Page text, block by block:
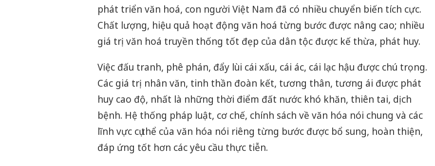
phát triển văn hoá, con người Việt Nam đã có nhiều chuyển biến tích cực.
Chất lượng, hiệu quả hoạt động văn hoá từng bước được nâng cao; nhiều
giá trị văn hoá truyền thống tốt đẹp của dân tộc được kế thừa, phát huy.
Việc đấu tranh, phê phán, đẩy lùi cái xấu, cái ác, cái lạc hậu được chú trọng.
Các giá trị nhân văn, tinh thần đoàn kết, tương thân, tương ái được phát
huy cao độ, nhất là những thời điểm đất nước khó khăn, thiên tai, dịch
bệnh. Hệ thống pháp luật, cơ chế, chính sách về văn hóa nói chung và các
lĩnh vực cụ thể của văn hóa nói riêng từng bước được bổ sung, hoàn thiện,
đáp ứng tốt hơn các yêu cầu thực tiễn.